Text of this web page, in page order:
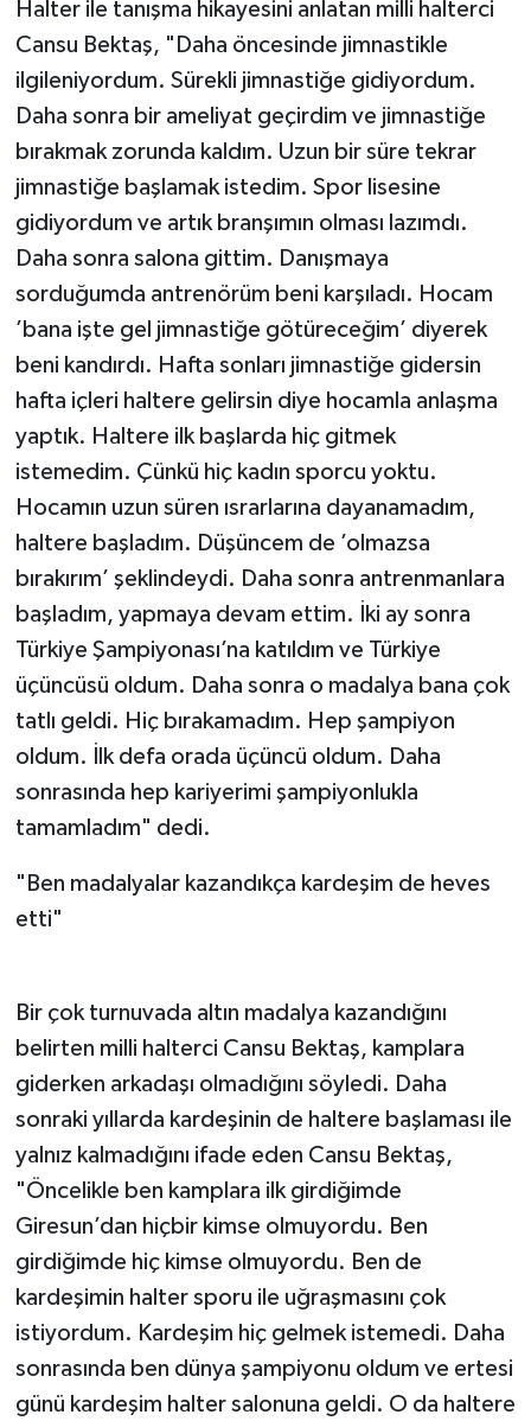
Halter ile tanışma hikayesini anlatan milli halterci
Cansu Bektaş, "Daha öncesinde jimnastikle
ilgileniyordum. Sürekli jimnastiğe gidiyordum.
Daha sonra bir ameliyat geçirdim ve jimnastiğe
bırakmak zorunda kaldım. Uzun bir süre tekrar
jimnastiğe başlamak istedim. Spor lisesine
gidiyordum ve artık branşımın olması lazımdı.
Daha sonra salona gittim. Danışmaya
sorduğumda antrenörüm beni karşıladı. Hocam
’bana işte gel jimnastiğe götüreceğim’ diyerek
beni kandırdı. Hafta sonları jimnastiğe gidersin
hafta içleri haltere gelirsin diye hocamla anlaşma
yaptık. Haltere ilk başlarda hiç gitmek
istemedim. Çünkü hiç kadın sporcu yoktu.
Hocamın uzun süren ısrarlarına dayanamadım,
haltere başladım. Düşüncem de ’olmazsa
bırakırım’ şeklindeydi. Daha sonra antrenmanlara
başladım, yapmaya devam ettim. İki ay sonra
Türkiye Şampiyonası’na katıldım ve Türkiye
üçüncüsü oldum. Daha sonra o madalya bana çok
tatlı geldi. Hiç bırakamadım. Hep şampiyon
oldum. İlk defa orada üçüncü oldum. Daha
sonrasında hep kariyerimi şampiyonlukla
tamamladım" dedi.
"Ben madalyalar kazandıkça kardeşim de heves
etti"
Bir çok turnuvada altın madalya kazandığını
belirten milli halterci Cansu Bektaş, kamplara
giderken arkadaşı olmadığını söyledi. Daha
sonraki yıllarda kardeşinin de haltere başlaması ile
yalnız kalmadığını ifade eden Cansu Bektaş,
"Öncelikle ben kamplara ilk girdiğimde
Giresun’dan hiçbir kimse olmuyordu. Ben
girdiğimde hiç kimse olmuyordu. Ben de
kardeşimin halter sporu ile uğraşmasını çok
istiyordum. Kardeşim hiç gelmek istemedi. Daha
sonrasında ben dünya şampiyonu oldum ve ertesi
günü kardeşim halter salonuna geldi. O da haltere